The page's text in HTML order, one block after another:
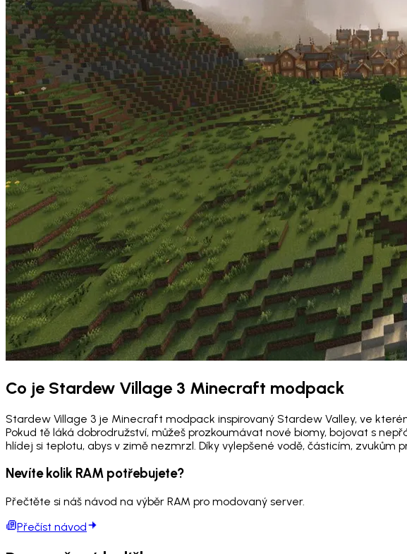
Co je Stardew Village 3 Minecraft modpack
Stardew Village 3 je Minecraft modpack inspirovaný Stardew Valley, ve
Pokud tě láká dobrodružství, můžeš prozkoumávat nové biomy, bojovat s
hlídej si teplotu, abys v zimě nezmrzl. Díky vylepšené vodě, částicím,
Nevíte kolik RAM potřebujete?
Přečtěte si náš návod na výběr RAM pro modovaný server.
Přečíst návod